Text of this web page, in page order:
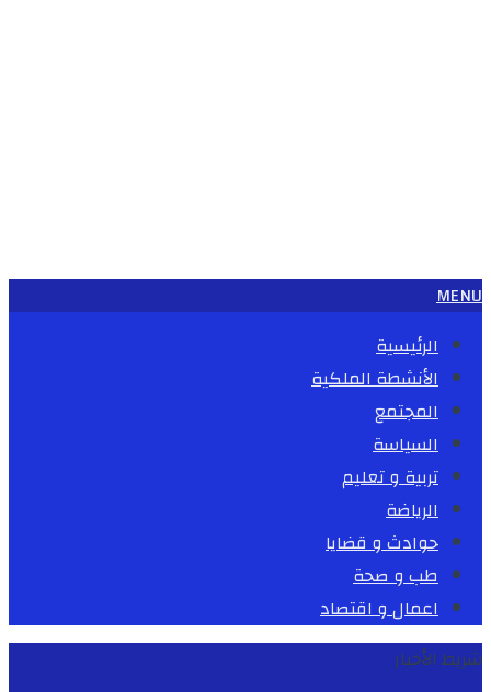
MENU
الرئيسية
الأنشطة الملكية
المجتمع
السياسة
تربية و تعليم
الرياضة
حوادث و قضايا
طب و صحة
اعمال و اقتصاد
شريط الأخبار